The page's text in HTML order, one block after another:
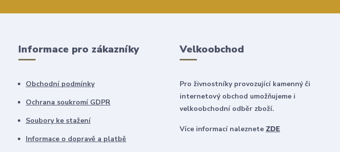
Informace pro zákazníky
Obchodní podmínky
Ochrana soukromí GDPR
Soubory ke stažení
Informace o dopravě a platbě
Velkoobchod
Pro živnostníky provozující kamenný či
internetový obchod umožňujeme i
velkoobchodní odběr zboží.
Více informací naleznete ZDE